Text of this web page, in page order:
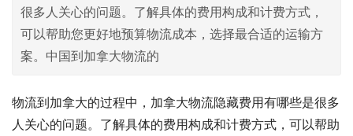
很多人关心的问题。了解具体的费用构成和计费方式，
可以帮助您更好地预算物流成本，选择最合适的运输方
案。中国到加拿大物流的
物流到加拿大的过程中，加拿大物流隐藏费用有哪些是很多
人关心的问题。了解具体的费用构成和计费方式，可以帮助